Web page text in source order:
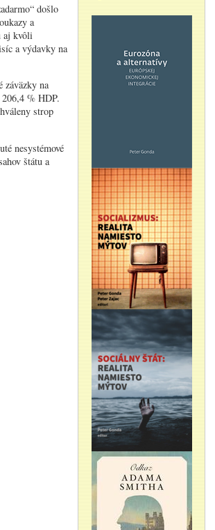
došlo
a
aj kvôli
a výdavky na
záväzky na
% HDP.
strop
nesystémové
štátu a